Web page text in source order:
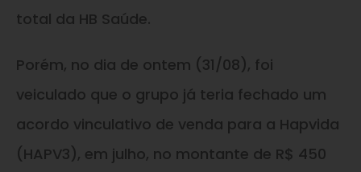
total da HB Saúde.
Porém, no dia de ontem (31/08), foi
veiculado que o grupo já teria fechado um
acordo vinculativo de venda para a Hapvida
(HAPV3), em julho, no montante de R$ 450